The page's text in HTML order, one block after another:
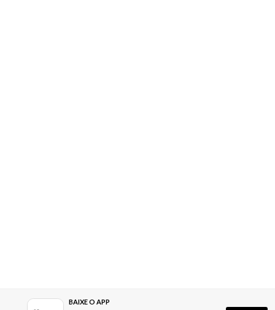
BAIXE O APP